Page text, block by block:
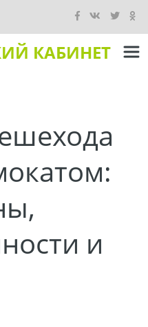
КАБИНЕТ
и